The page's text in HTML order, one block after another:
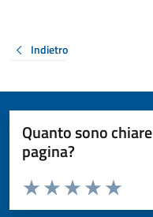
Indietro
Quanto sono
pagina?
Valuta da 1 a 5 stelle la pagina
Valuta 5
Valuta 4
Valuta 3 stelle
Valuta 2 stelle su 5
Valuta 1 stelle su 5